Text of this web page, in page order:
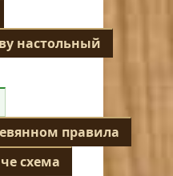
настольный
правила
схема